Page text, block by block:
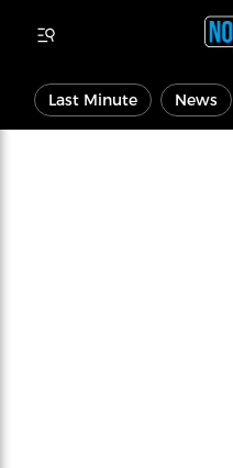
Last Minute News